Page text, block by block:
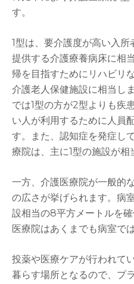
す。
1型は、要介護度が高い入
提供する介護療養病床に相
帰を目指すためにリハビリ
介護老人保健施設に相当し
では1型の方が2型よりも疾
い人が利用するために人員
す。また、認知症を発症し
療院は、主に1型の施設が相
一方、介護医療院が一般的
の広さが挙げられます。病
設相当の8平方メートルを
医療院はあくまでも病室で
投薬や医療ケアが行われて
暮らす場所となるので、プ